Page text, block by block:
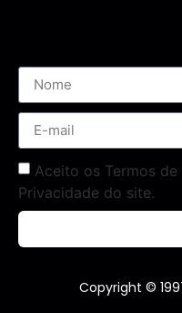
Aceito os Termos
Privacidade do site.
Copyright ©